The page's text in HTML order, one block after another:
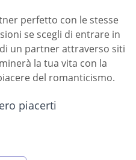
perfetto con le stesse
se scegli di entrare in
un partner attraverso siti
la tua vita con la
del romanticismo.
piacerti